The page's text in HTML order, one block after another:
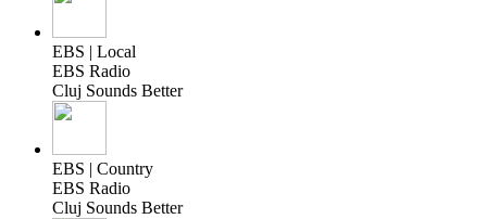
EBS | Local
EBS Radio
Cluj Sounds Better
EBS | Country
EBS Radio
Cluj Sounds Better